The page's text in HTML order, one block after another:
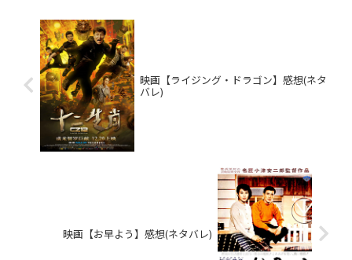
映画【ライジング・ドラゴン】感想(ネタ
バレ)
映画【お早よう】感想(ネタバレ)